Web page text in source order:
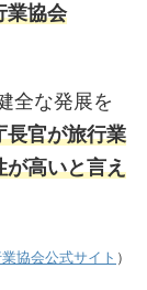
業協会
全な発展を
長官が旅行業
が高いと言え
協会公式サイト ）